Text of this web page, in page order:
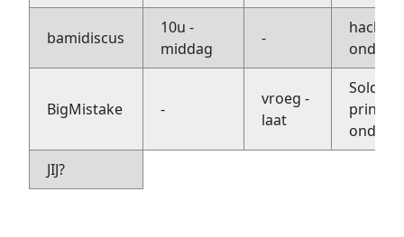
bamidiscus
10u -
middag
-
hacken,
BigMistake -
vroeg -
laat
printen,
JIJ?